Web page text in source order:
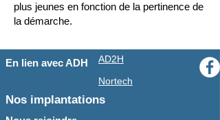
plus jeunes en fonction de la pertinence de
la démarche.
En lien avec ADH
AD2H
Nortech
Nos implantations